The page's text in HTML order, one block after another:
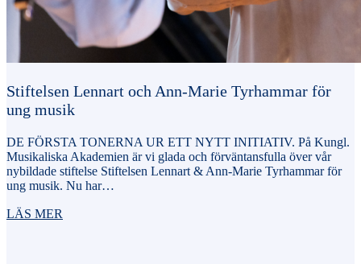
Stiftelsen Lennart och Ann-Marie Tyrhammar för
ung musik
DE FÖRSTA TONERNA UR ETT NYTT INITIATIV. På Kungl.
Musikaliska Akademien är vi glada och förväntansfulla över vår
nybildade stiftelse Stiftelsen Lennart & Ann-Marie Tyrhammar för
ung musik. Nu har…
LÄS MER